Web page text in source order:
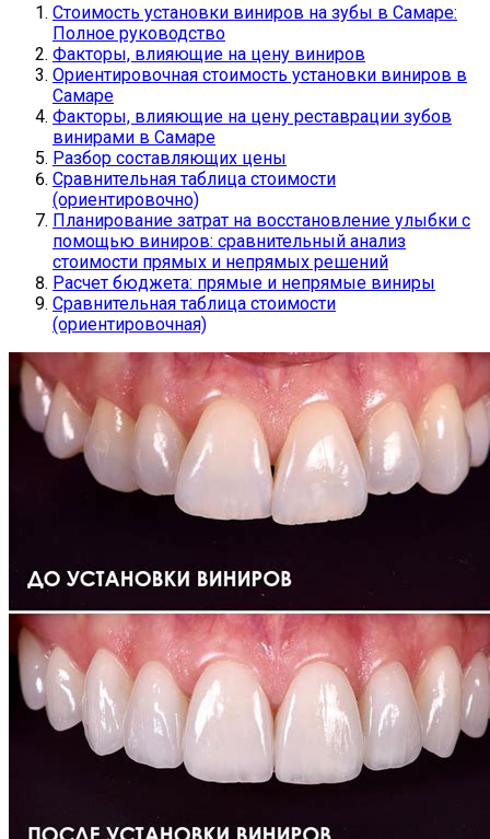
Стоимость установки виниров на зубы в Самаре:
Полное руководство
Факторы, влияющие на цену виниров
Ориентировочная стоимость установки виниров в
Самаре
Факторы, влияющие на цену реставрации зубов
винирами в Самаре
Разбор составляющих цены
Сравнительная таблица стоимости
(ориентировочно)
Планирование затрат на восстановление улыбки с
помощью виниров: сравнительный анализ
стоимости прямых и непрямых решений
Расчет бюджета: прямые и непрямые виниры
Сравнительная таблица стоимости
(ориентировочная)